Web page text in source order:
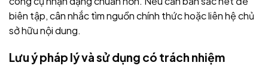
biên tập, cân nhắc tìm nguồn chính thức hoặc liên hệ chủ
sở hữu nội dung.
Lưu ý pháp lý và sử dụng có trách nhiệm